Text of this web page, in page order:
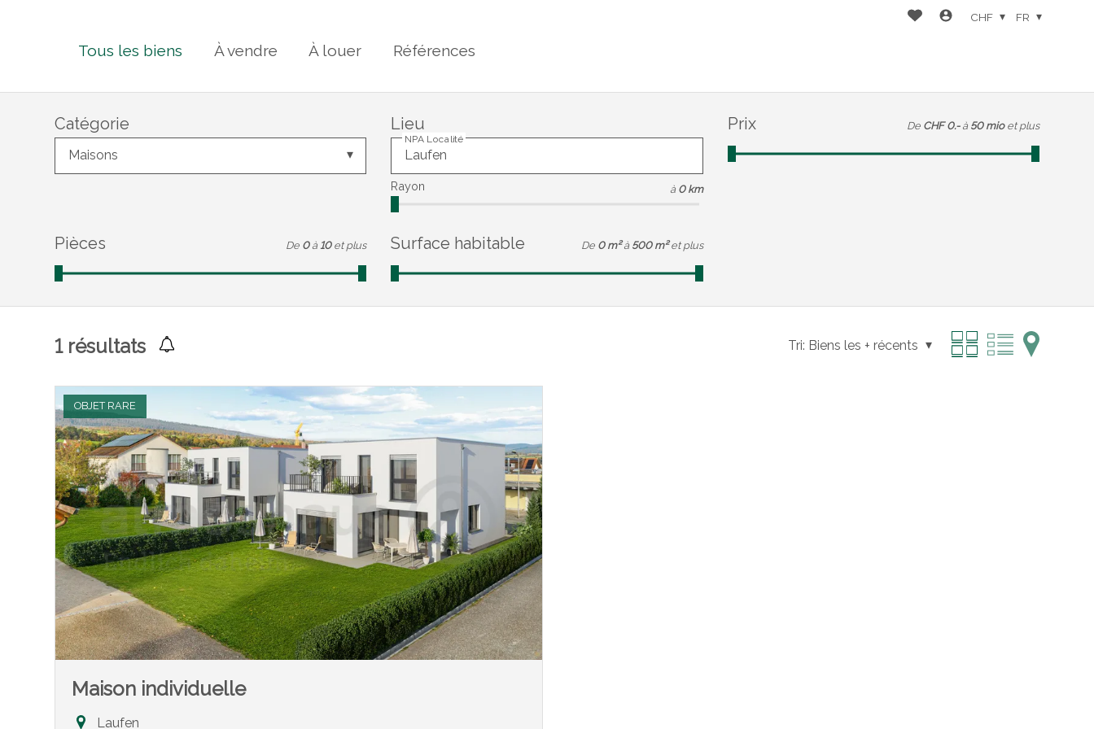
Tous les biens À vendre À louer Références
CHF FR
Catégorie
Maisons
Lieu
NPA Localité
Rayon à 0 km
Prix De CHF 0.- à 50 mio et plus
Pièces De 0 à 10 et plus Surface habitable De 0 m² à 500 m² et plus
1résultats Tri: Biens les + récents
OBJET RARE
Maison individuelle
Laufen